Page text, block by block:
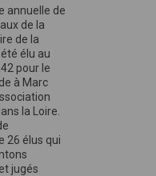
annuelle de
de la
de la
élu au
pour le
à Marc
la Loire.
26 élus qui
jugés